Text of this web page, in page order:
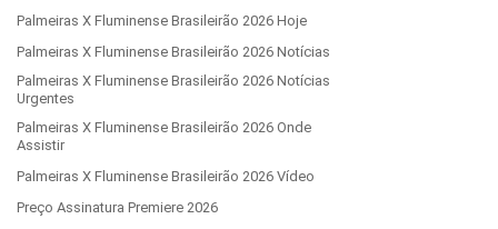
Palmeiras X Fluminense Brasileirão 2026 Hoje
Palmeiras X Fluminense Brasileirão 2026 Notícias
Palmeiras X Fluminense Brasileirão 2026 Notícias
Urgentes
Palmeiras X Fluminense Brasileirão 2026 Onde
Assistir
Palmeiras X Fluminense Brasileirão 2026 Vídeo
Preço Assinatura Premiere 2026